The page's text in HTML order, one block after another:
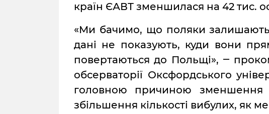
країн ЄАВТ зменшилася на 42 тис.
«Ми бачимо, що поляки залишають
дані не показують, куди вони
повертаються до Польщі», ‒
обсерваторії Оксфордського
головною причиною зменшення
збільшення кількості вибулих, як